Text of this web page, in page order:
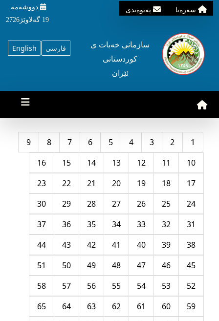
سه‌ره‌تا په‌یوه‌ندی
دووشه‌مه‌‌
19 گه‌لاوێژ2726
English فارسی
سازمانی خه‌بات ی
کوردستانی
ئێران
1
2
3
4
5
6
7
8
9
10
11
12
13
14
15
16
17
18
19
20
21
22
23
24
25
26
27
28
29
30
31
32
33
34
35
36
37
38
39
40
41
42
43
44
45
46
47
48
49
50
51
52
53
54
55
56
57
58
59
60
61
62
63
64
65